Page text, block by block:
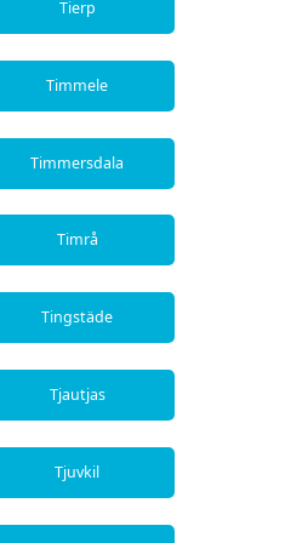
Tierp
Timmele
Timmersdala
Timrå
Tingstäde
Tjautjas
Tjuvkil